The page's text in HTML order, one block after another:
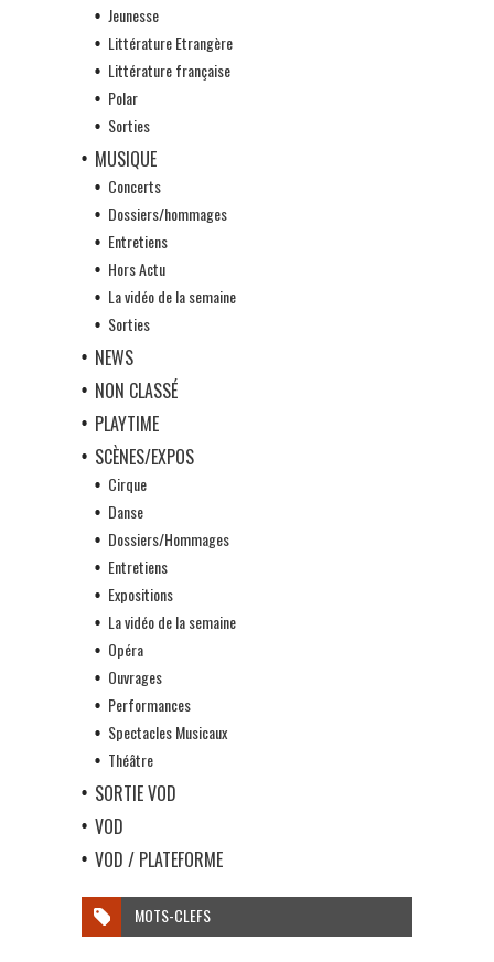
Jeunesse
Littérature Etrangère
Littérature française
Polar
Sorties
MUSIQUE
Concerts
Dossiers/hommages
Entretiens
Hors Actu
La vidéo de la semaine
Sorties
NEWS
NON CLASSÉ
PLAYTIME
SCÈNES/EXPOS
Cirque
Danse
Dossiers/Hommages
Entretiens
Expositions
La vidéo de la semaine
Opéra
Ouvrages
Performances
Spectacles Musicaux
Théâtre
SORTIE VOD
VOD
VOD / PLATEFORME
MOTS-CLEFS